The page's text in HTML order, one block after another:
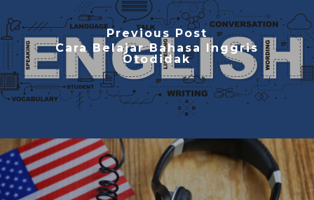
Previous Post
Cara Belajar Bahasa Inggris
Otodidak